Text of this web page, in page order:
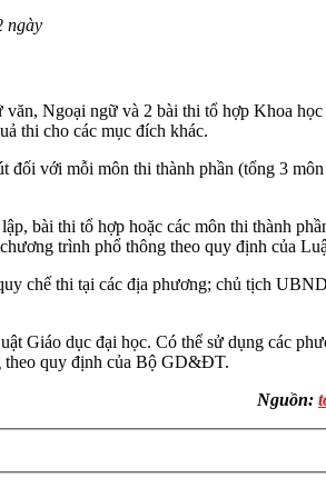
ngày
Ngoại ngữ và 2 bài thi tổ hợp Khoa
thi cho các mục đích khác.
với mỗi môn thi thành phần (tổng 3
bài thi tổ hợp hoặc các môn thi thành
trình phổ thông theo quy định của
chế thi tại các địa phương; chủ tịch
Giáo dục đại học. Có thể sử dụng các
theo quy định của Bộ GD&ĐT.
Nguồn: